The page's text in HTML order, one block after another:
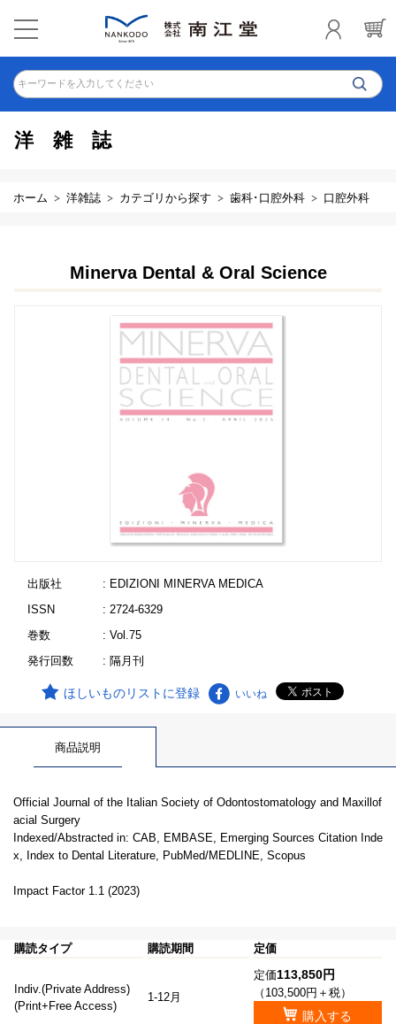
キーワードを入力してください
洋雑誌
ホーム 洋雑誌 カテゴリから探す 歯科･口腔外科 口腔外科
Minerva Dental & Oral Science
出版社
: EDIZIONI MINERVA MEDICA
ISSN
: 2724-6329
巻数
: Vol.75
発行回数
: 隔月刊
ほしいものリストに登録 いいね
商品説明
Official Journal of the Italian Society of Odontostomatology and Maxillof
acial Surgery
Indexed/Abstracted in: CAB, EMBASE, Emerging Sources Citation Inde
x, Index to Dental Literature, PubMed/MEDLINE, Scopus
Impact Factor 1.1 (2023)
購読タイプ 購読期間 定価
Indiv.(Private Address)
(Print+Free Access)
1-12月
定価113,850円
（103,500円＋税）
購入する